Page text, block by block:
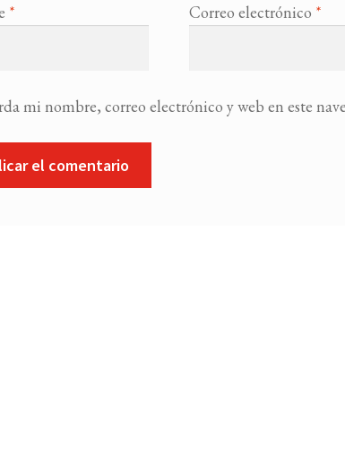
* Correo electrónico *
mi nombre, correo electrónico y web en este